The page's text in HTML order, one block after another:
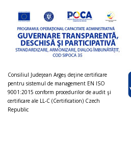
Consiliul Judeţean Argeș deţine certificare
pentru sistemul de management EN ISO
9001:2015 conform procedurilor de audit şi
certificare ale LL-C (Certification) Czech
Republic